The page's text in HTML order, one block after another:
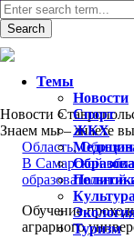
Новости
Знаем мы – знаете
Область,
В Самарской
Обучение
аграрного
Темы
Новости
Спорт
ЖКХ
Культура
Туризм